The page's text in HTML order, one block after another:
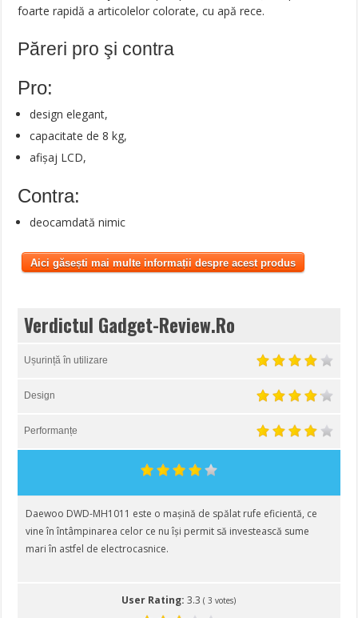
foarte rapidă a articolelor colorate, cu apă rece.
Păreri pro şi contra
Pro:
design elegant,
capacitate de 8 kg,
afișaj LCD,
Contra:
deocamdată nimic
Aici găsești mai multe informații despre acest produs
Verdictul Gadget-Review.Ro
Ușurință în utilizare
Design
Performanțe
Daewoo DWD-MH1011 este o mașină de spălat rufe eficientă, ce
vine în întâmpinarea celor ce nu își permit să investească sume
mari în astfel de electrocasnice.
User Rating:3.3 (3 votes)